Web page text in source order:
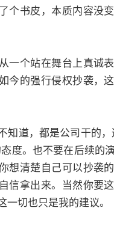
个书皮，本质内容没
一个站在舞台上真诚
今的强行侵权抄袭，
知道，都是公司干的，
度。也不要在后续的
想清楚自己可以抄袭
信拿出来。当然你要这
一切也只是我的建议。